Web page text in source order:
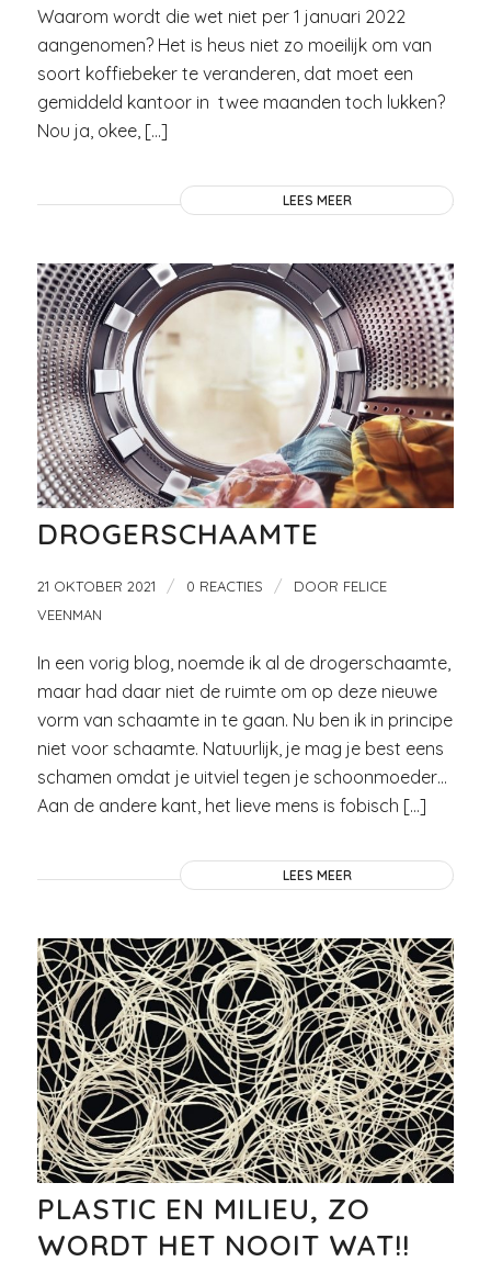
Waarom wordt die wet niet per 1 januari 2022
aangenomen? Het is heus niet zo moeilijk om van
soort koffiebeker te veranderen, dat moet een
gemiddeld kantoor in twee maanden toch lukken?
Nou ja, okee, […]
LEES MEER
DROGERSCHAAMTE
21 OKTOBER 2021 / 0 REACTIES / DOOR FELICE
VEENMAN
In een vorig blog, noemde ik al de drogerschaamte,
maar had daar niet de ruimte om op deze nieuwe
vorm van schaamte in te gaan. Nu ben ik in principe
niet voor schaamte. Natuurlijk, je mag je best eens
schamen omdat je uitviel tegen je schoonmoeder…
Aan de andere kant, het lieve mens is fobisch […]
LEES MEER
PLASTIC EN MILIEU, ZO
WORDT HET NOOIT WAT!!